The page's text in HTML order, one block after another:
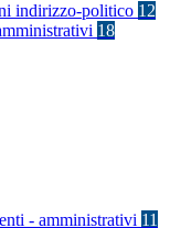
indirizzo-politico 12
18
- amministrativi 11